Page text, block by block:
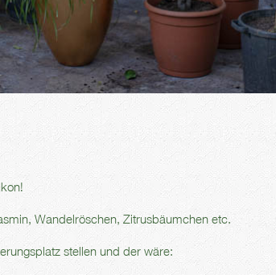
Wandelröschen, Zitrusbäumchen etc.
stellen und der wäre: